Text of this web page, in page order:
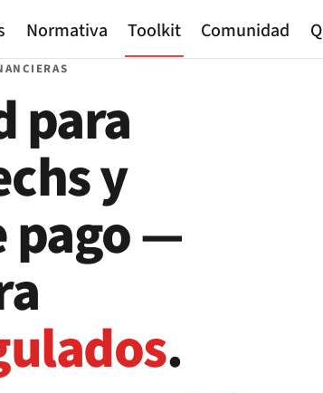
Normativa Toolkit Comunidad
para
y
pago —
.